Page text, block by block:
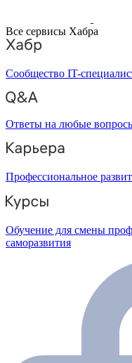
Все сервисы Хабра
Сообщество IT-
Ответы на любые
Профессиональное
Обучение для смены
саморазвития